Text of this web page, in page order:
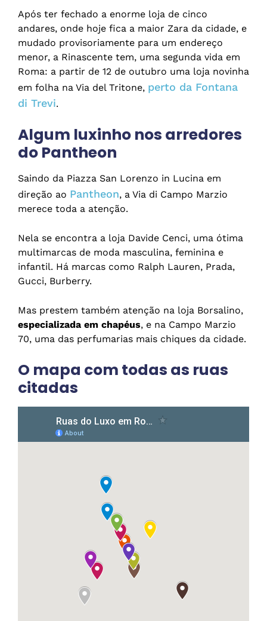
Após ter fechado a enorme loja de cinco
andares, onde hoje fica a maior Zara da cidade, e
mudado provisoriamente para um endereço
menor, a Rinascente tem, uma segunda vida em
Roma: a partir de 12 de outubro uma loja novinha
em folha na Via del Tritone, perto da Fontana
di Trevi.
Algum luxinho nos arredores
do Pantheon
Saindo da Piazza San Lorenzo in Lucina em
direção ao Pantheon, a Via di Campo Marzio
merece toda a atenção.
Nela se encontra a loja Davide Cenci, uma ótima
multimarcas de moda masculina, feminina e
infantil. Há marcas como Ralph Lauren, Prada,
Gucci, Burberry.
Mas prestem também atenção na loja Borsalino,
especializada em chapéus, e na Campo Marzio
70, uma das perfumarias mais chiques da cidade.
O mapa com todas as ruas
citadas